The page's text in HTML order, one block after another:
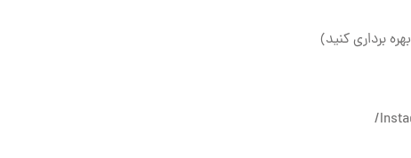
بهره برداری کنید)